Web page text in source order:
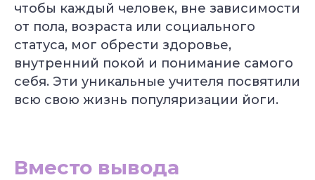
чтобы каждый человек, вне зависимости
от пола, возраста или социального
статуса, мог обрести здоровье,
внутренний покой и понимание самого
себя. Эти уникальные учителя посвятили
всю свою жизнь популяризации йоги.
Вместо вывода
начинающих
Подробнее
Хатха-йоги
Подробнее